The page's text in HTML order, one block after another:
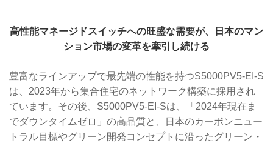
高性能マネージドスイッチへの旺盛な需要が、日本のマン
ション市場の変革を牽引し続ける
豊富なラインアップで最先端の性能を持つS5000PV5-EI-S
は、2023年から集合住宅のネットワーク構築に採用され
ています。その後、S5000PV5-EI-Sは、「2024年現在ま
でダウンタイムゼロ」の高品質と、日本のカーボンニュー
トラル目標やグリーン開発コンセプトに沿ったグリーン・